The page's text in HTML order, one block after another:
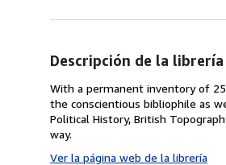
Descripción de la librería
With a permanent inventory of
the conscientious bibliophile as
Political History, British
way.
Ver la página web de la librería